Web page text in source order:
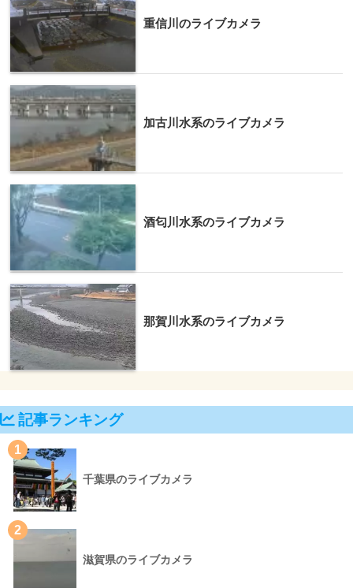
重信川のライブカメラ
加古川水系のライブカメラ
酒匂川水系のライブカメラ
那賀川水系のライブカメラ
記事ランキング
1
千葉県のライブカメラ
2
滋賀県のライブカメラ